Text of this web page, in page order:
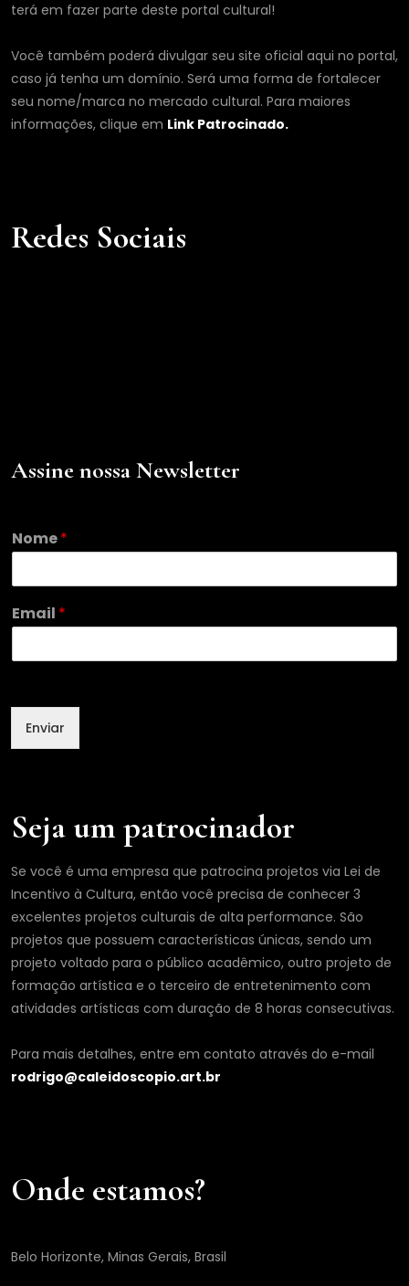
terá em fazer parte deste portal cultural!
Você também poderá divulgar seu site oficial aqui no portal,
caso já tenha um domínio. Será uma forma de fortalecer
seu nome/marca no mercado cultural. Para maiores
informações, clique em Link Patrocinado.
Redes Sociais
Assine nossa Newsletter
*
N
m
N
m
Nome*
Email *
Enviar
Seja um patrocinador
Se você é uma empresa que patrocina projetos via Lei de
Incentivo à Cultura, então você precisa de conhecer 3
excelentes projetos culturais de alta performance. São
projetos que possuem características únicas, sendo um
projeto voltado para o público acadêmico, outro projeto de
formação artística e o terceiro de entretenimento com
atividades artísticas com duração de 8 horas consecutivas.
Para mais detalhes, entre em contato através do e-mail
rodrigo@caleidoscopio.art.br
Onde estamos?
Belo Horizonte, Minas Gerais, Brasil